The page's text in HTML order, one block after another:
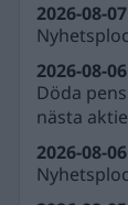
2026-08-07
Döda
nästa
2026-08-06
2026-08-06